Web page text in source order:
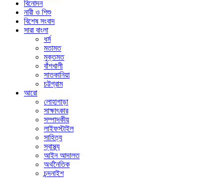
বিনোদন
নারী ও শিশু
বিশেষ সংবাদ
সারা বাংলা
ধর্ম
মতামত
মুক্তমত
বাঁশখালী
সাতকানিয়া
চট্টগ্রাম
আরো
লোহাগাড়া
সাক্ষাৎকার
সম্পাদকীয়
লাইফস্টাইল
সাহিত্য
স্বাস্থ্য
আইন আদালত
অর্থনৈতিক
চন্দনাইশ